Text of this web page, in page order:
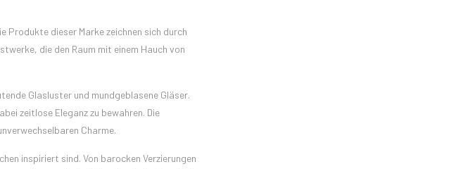
Produkte dieser Marke zeichnen sich durch
die den Raum mit einem Hauch von
Glasluster und mundgeblasene Gläser.
zeitlose Eleganz zu bewahren. Die
Charme.
inspiriert sind. Von barocken Verzierungen